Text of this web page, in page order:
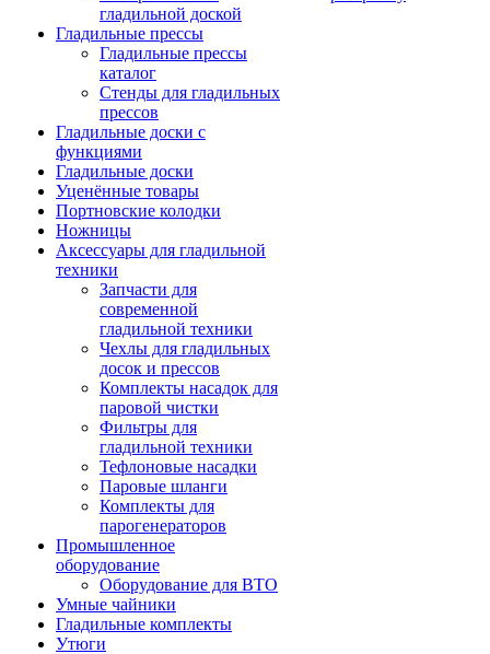
гладильной доской
Гладильные прессы
Гладильные прессы
каталог
Стенды для гладильных
прессов
Гладильные доски с
функциями
Гладильные доски
Уценённые товары
Портновские колодки
Ножницы
Аксессуары для гладильной
техники
Запчасти для
современной
гладильной техники
Чехлы для гладильных
досок и прессов
Комплекты насадок для
паровой чистки
Фильтры для
гладильной техники
Тефлоновые насадки
Паровые шланги
Комплекты для
парогенераторов
Промышленное
оборудование
Оборудование для ВТО
Умные чайники
Гладильные комплекты
Утюги